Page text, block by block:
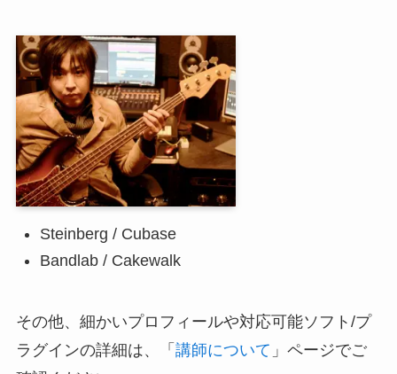
Steinberg / Cubase
Bandlab / Cakewalk
その他、細かいプロフィールや対応可能ソフト/プ
ラグインの詳細は、「 講師について 」ページでご